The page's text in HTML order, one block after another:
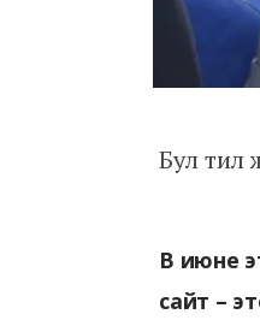
Бул тил
В июне
сайт –